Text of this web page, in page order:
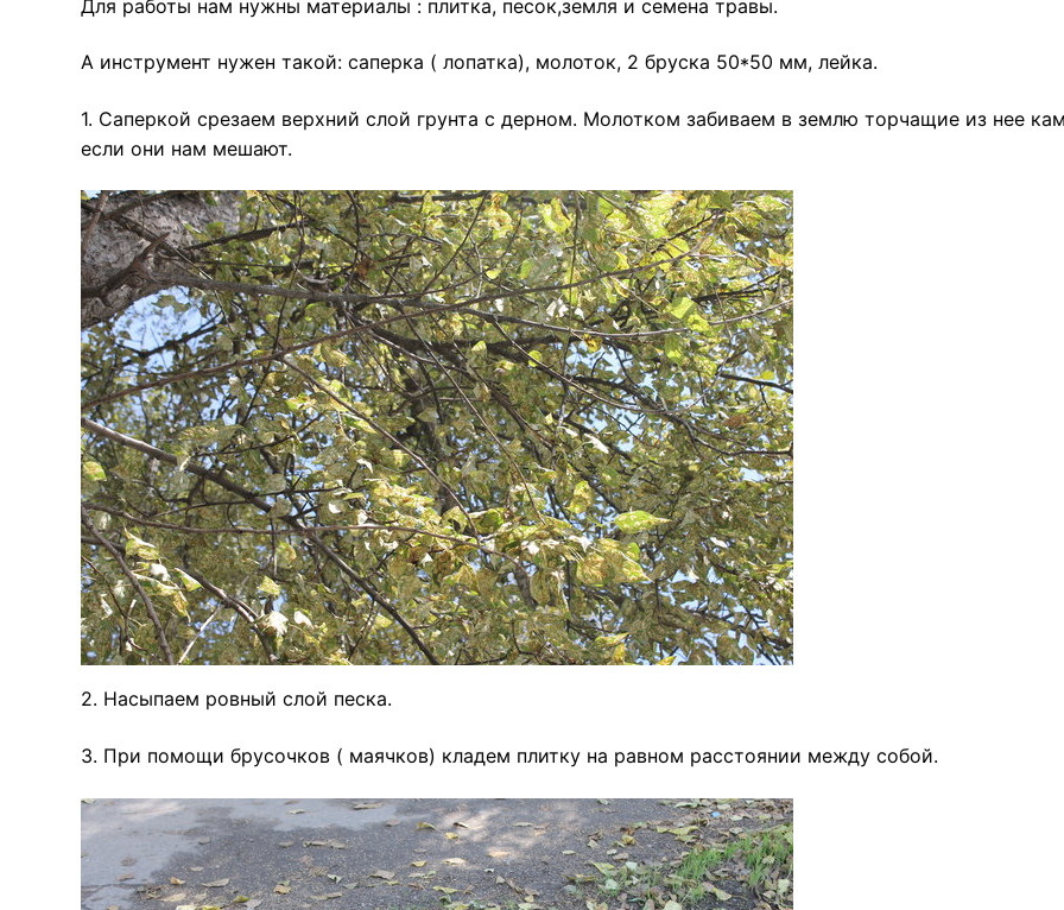
Для работы нам нужны материалы : плитка, песок,земля и семена травы.
А инструмент нужен такой: саперка ( лопатка), молоток, 2 бруска 50*50 мм, лейка.
1. Саперкой срезаем верхний слой грунта с дерном. Молотком забиваем в землю торчащие из нее
если они нам мешают.
2. Насыпаем ровный слой песка.
3. При помощи брусочков ( маячков) кладем плитку на равном расстоянии между собой.